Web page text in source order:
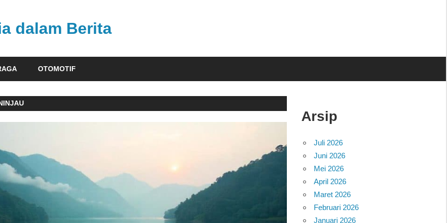
dalam Berita
OTOMOTIF
Arsip
Juli 2026
Juni 2026
Mei 2026
April 2026
Maret 2026
Februari 2026
Januari 2026